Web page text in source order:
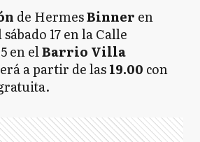
de HermesBinner en
17 en la Calle
en elBarrio Villa
a partir de las19.00 con